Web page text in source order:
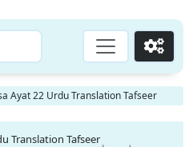
Go
Ayat 22 Urdu Translation Tafseer
Translation Tafseer